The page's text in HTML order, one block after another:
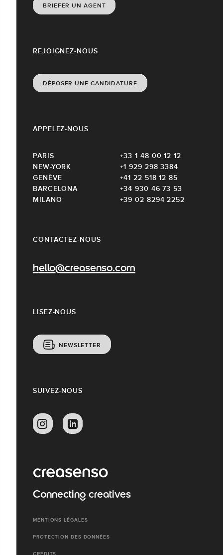
CONTACTEZ-NOUS
hello@creasenso.com
REJOIGNEZ-NOUS
DÉPOSER UNE CANDIDATURE
LISEZ-NOUS
NEWSLETTER
APPELEZ-NOUS
PARIS
+33 1 48 00 12 12
NEW-YORK
+1 929 298 3384
GENÈVE
+41 22 518 12 85
BARCELONA
+34 930 46 73 53
MILANO
+39 02 8294 2252
BRIEFER UN AGENT
SUIVEZ-NOUS
Connecting creatives
MENTIONS LÉGALES
PROTECTION DES DONNÉES
CRÉDITS